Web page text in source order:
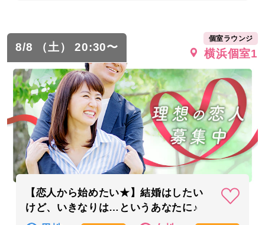
8/8 （土） 20:30〜
個室ラウンジ
横浜個室1
【恋人から始めたい★】結婚はしたい
けど、いきなりは…というあなたに♪